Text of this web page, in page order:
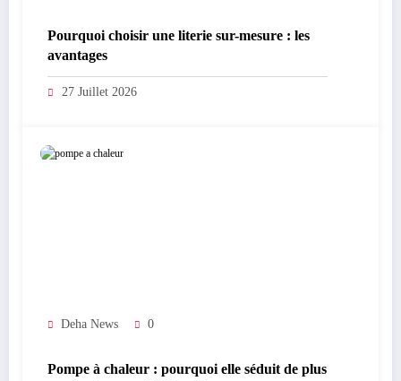
Pourquoi choisir une literie sur-mesure : les
avantages
27 Juillet 2026
Deha News 0
Pompe à chaleur : pourquoi elle séduit de plus